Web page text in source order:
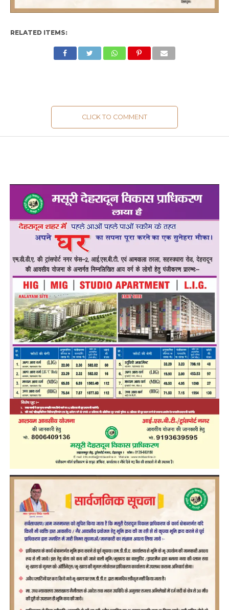
RELATED ITEMS:
CLICK TO COMMENT